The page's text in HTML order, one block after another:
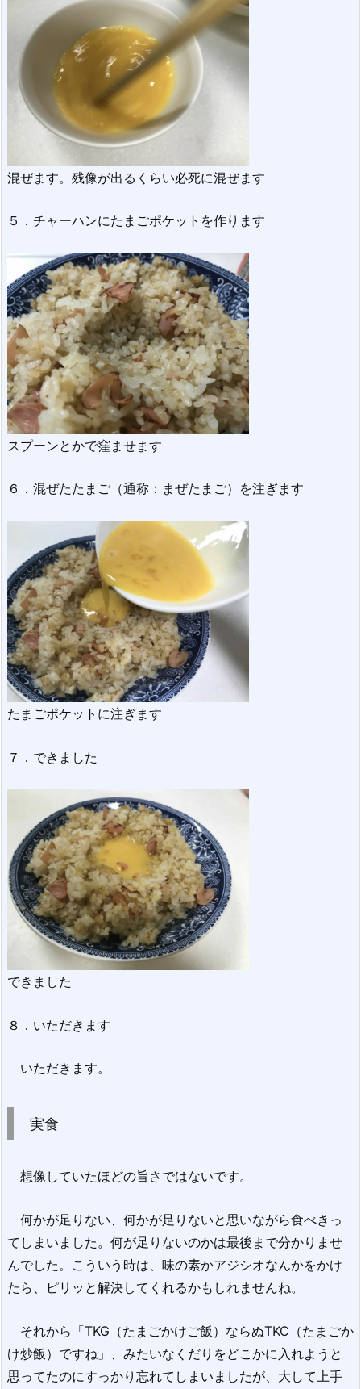
混ぜます。残像が出るくらい必死に混ぜます
５．チャーハンにたまごポケットを作ります
スプーンとかで窪ませます
６．混ぜたたまご（通称：まぜたまご）を注ぎます
たまごポケットに注ぎます
７．できました
できました
８．いただきます
いただきます。
実食
想像していたほどの旨さではないです。
何かが足りない、何かが足りないと思いながら食べきっ
てしまいました。何が足りないのかは最後まで分かりませ
んでした。こういう時は、味の素かアジシオなんかをかけ
たら、ピリッと解決してくれるかもしれませんね。
それから「TKG（たまごかけご飯）ならぬTKC（たまごか
け炒飯）ですね」、みたいなくだりをどこかに入れようと
思ってたのにすっかり忘れてしまいましたが、大して上手